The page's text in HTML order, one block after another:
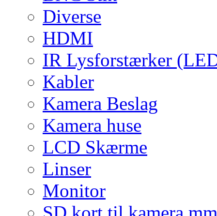
Diverse
HDMI
IR Lysforstærker
Kabler
Kamera Beslag
Kamera huse
LCD Skærme
Linser
Monitor